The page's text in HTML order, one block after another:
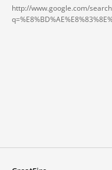
http://www.google.com/